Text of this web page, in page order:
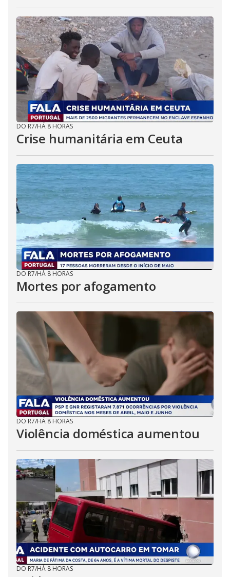
DO R7/HÁ 8 HORAS
Crise humanitária em Ceuta
DO R7/HÁ 8 HORAS
Mortes por afogamento
DO R7/HÁ 8 HORAS
Violência doméstica aumentou
DO R7/HÁ 8 HORAS